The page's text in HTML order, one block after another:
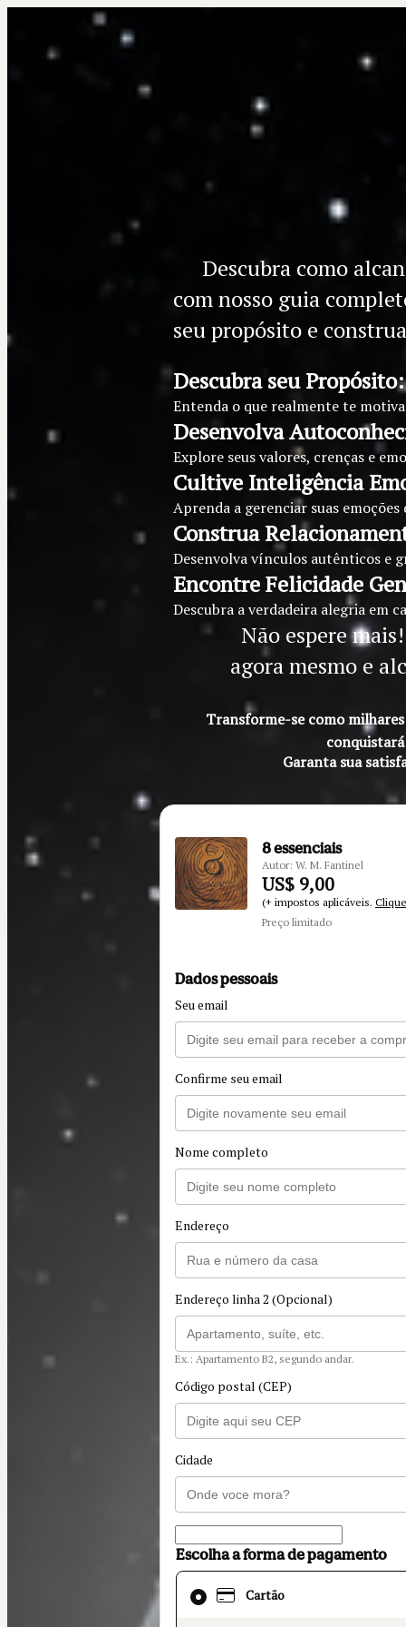
Descubra como
com nosso guia
seu propósito e
Descubra seu Propósito:
Entenda o que realmente te
Desenvolva
Explore seus valores, crenças e
Cultive Inteligência
Aprenda a gerenciar suas emoções
Construa
Desenvolva vínculos autênticos e
Encontre Felicidade
Descubra a verdadeira alegria em
Não espere
agora mesmo e
Transforme-se como
Garanta sua
8 essenciais
Autor: W. M. Fantinel
US$ 9,00
(+ impostos aplicáveis.
Preço limitado
Dados pessoais
Seu email
Confirme seu email
Nome completo
Endereço
Endereço linha 2 (Opcional)
Ex.: Apartamento B2, segundo andar.
Código postal (CEP)
Cidade
Escolha a forma de pagamento
Cartão
Cartão
selecionado